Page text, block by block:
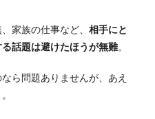
家族の仕事など、 相手にと
話題は避けたほうが無難。
ら問題ありませんが、あえ